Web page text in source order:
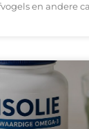
en andere